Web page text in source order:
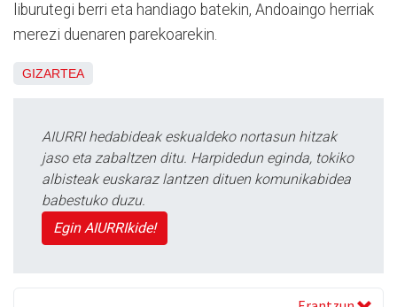
liburutegi berri eta handiago batekin, Andoaingo herriak
merezi duenaren parekoarekin.
GIZARTEA
AIURRI hedabideak eskualdeko nortasun hitzak
jaso eta zabaltzen ditu. Harpidedun eginda, tokiko
albisteak euskaraz lantzen dituen komunikabidea
babestuko duzu.
Egin AIURRIkide!